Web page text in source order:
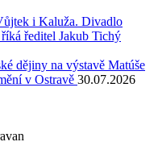
i Kaluža. Divadlo
ředitel Jakub Tichý
dějiny na výstavě Matúše
v Ostravě 30.07.2026